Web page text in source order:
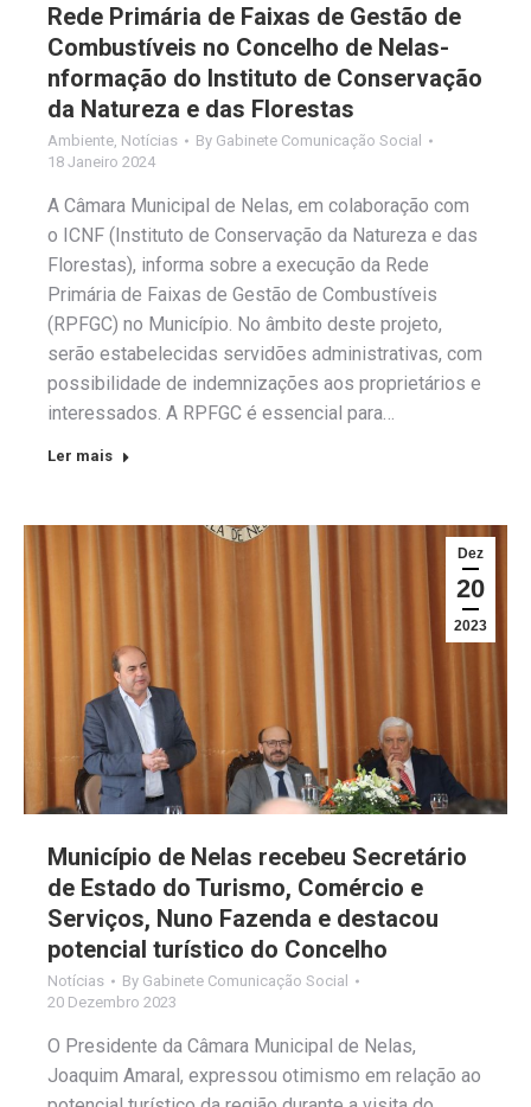
Rede Primária de Faixas de Gestão de
Combustíveis no Concelho de Nelas-
nformação do Instituto de Conservação
da Natureza e das Florestas
Ambiente Notícias By Gabinete Comunicação Social
18 Janeiro 2024
A Câmara Municipal de Nelas, em colaboração com
o ICNF (Instituto de Conservação da Natureza e das
Florestas), informa sobre a execução da Rede
Primária de Faixas de Gestão de Combustíveis
(RPFGC) no Município. No âmbito deste projeto,
serão estabelecidas servidões administrativas, com
possibilidade de indemnizações aos proprietários e
interessados. A RPFGC é essencial para…
Ler mais
Dez
20
2023
Município de Nelas recebeu Secretário
de Estado do Turismo, Comércio e
Serviços, Nuno Fazenda e destacou
potencial turístico do Concelho
Notícias By Gabinete Comunicação Social
20 Dezembro 2023
O Presidente da Câmara Municipal de Nelas,
Joaquim Amaral, expressou otimismo em relação ao